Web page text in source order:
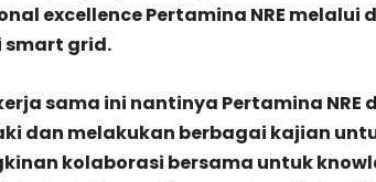
excellence Pertamina NRE melalui
smart grid.
sama ini nantinya Pertamina NRE
dan melakukan berbagai kajian
kolaborasi bersama untuk